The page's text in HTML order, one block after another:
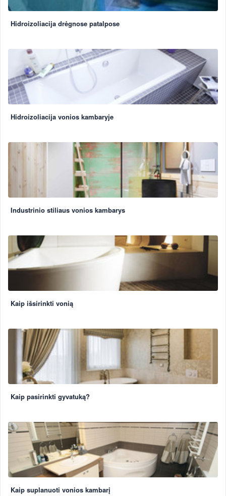
Hidroizoliacija drėgnose patalpose
Hidroizoliacija vonios kambaryje
Industrinio stiliaus vonios kambarys
Kaip išsirinkti vonią
Kaip pasirinkti gyvatuką?
Kaip suplanuoti vonios kambarį